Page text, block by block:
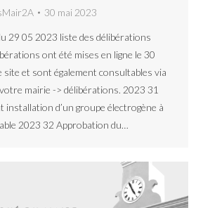
30 mai 2023
29 05 2023 liste des délibérations
ont été mises en ligne le 30
et sont également consultables via
mairie -> délibérations. 2023 31
installation d’un groupe électrogène à
2023 32 Approbation du…